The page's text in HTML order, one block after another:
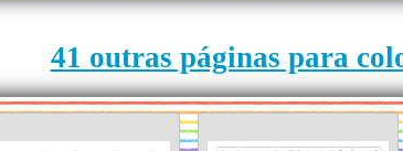
41 outras páginas para